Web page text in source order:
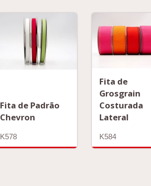
Fita de Padrão
Chevron
K578
Fita de
Grosgrain
Costurada
Lateral
K584